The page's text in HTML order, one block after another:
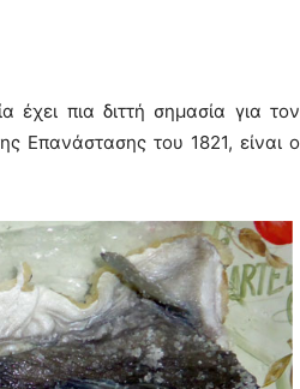
πια διττή σημασία για τον
Επανάστασης του 1821, είναι ο